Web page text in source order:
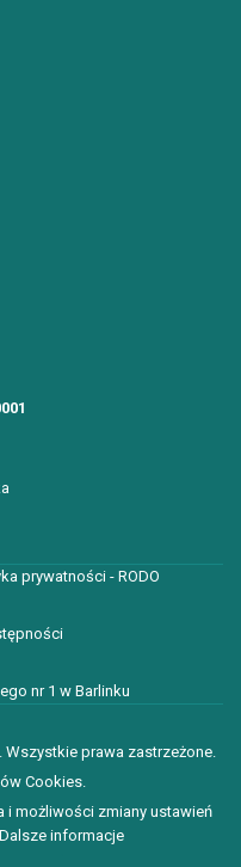
prywatności - RODO
nr 1 w Barlinku
prawa zastrzeżone.
Cookies.
i możliwości zmiany ustawień
Dalsze informacje